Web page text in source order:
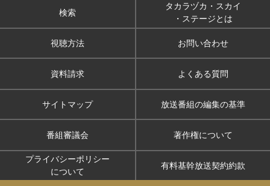
検索
タカラヅカ・スカイ
・ステージとは
視聴方法 お問い合わせ
資料請求 よくある質問
サイトマップ 放送番組の編集の基準
番組審議会 著作権について
プライバシーポリシー
について
有料基幹放送契約約款